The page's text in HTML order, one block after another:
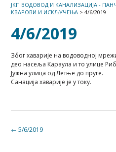
ЈКП ВОДОВОД И КАНАЛИЗАЦИЈА -
КВАРОВИ И ИСКЉУЧЕЊА > 4/6/2019
4/6/2019
Због хаварије на водоводној
део насеља Караула и то улице
Јужна улица од Летње до пруге.
Санација хаварије је у току.
Post
← 5/6/2019